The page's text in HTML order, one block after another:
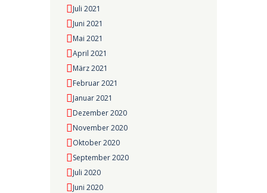
Juli 2021
Juni 2021
Mai 2021
April 2021
März 2021
Februar 2021
Januar 2021
Dezember 2020
November 2020
Oktober 2020
September 2020
Juli 2020
Juni 2020